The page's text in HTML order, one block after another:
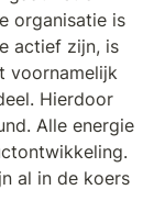
organisatie is
actief zijn, is
voornamelijk
Hierdoor
Alle energie
al in de koers